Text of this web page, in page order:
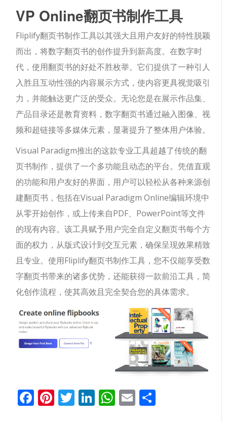
VP Online翻页书制作工具
Fliplify翻页书制作工具以其强大且用户友好的特性脱颖
而出，将数字翻页书的创作提升到新高度。在数字时
代，使用翻页书的好处不胜枚举。它们提供了一种引人
入胜且互动性强的内容展示方式，使内容更具视觉吸引
力，并能触达更广泛的受众。无论您是在展示作品集、
产品目录还是教育资料，数字翻页书通过融入图像、视
频和超链接等多媒体元素，显著提升了整体用户体验。
Visual Paradigm推出的这款专业工具超越了传统的翻
页书制作，提供了一个多功能且动态的平台。凭借直观
的功能和用户友好的界面，用户可以轻松从各种来源创
建翻页书，包括在Visual Paradigm Online编辑环境中
从零开始创作，或上传来自PDF、PowerPoint等文件
的现有内容。该工具赋予用户完全自定义翻页书每个方
面的权力，从版式设计到交互元素，确保呈现效果精致
且专业。使用Fliplify翻页书制作工具，您不仅能享受数
字翻页书带来的诸多优势，还能获得一款前沿工具，简
化创作流程，使其高效且完全契合您的具体需求。
Facebook
Pinterest
Twitter
LinkedIn
WhatsApp
Email